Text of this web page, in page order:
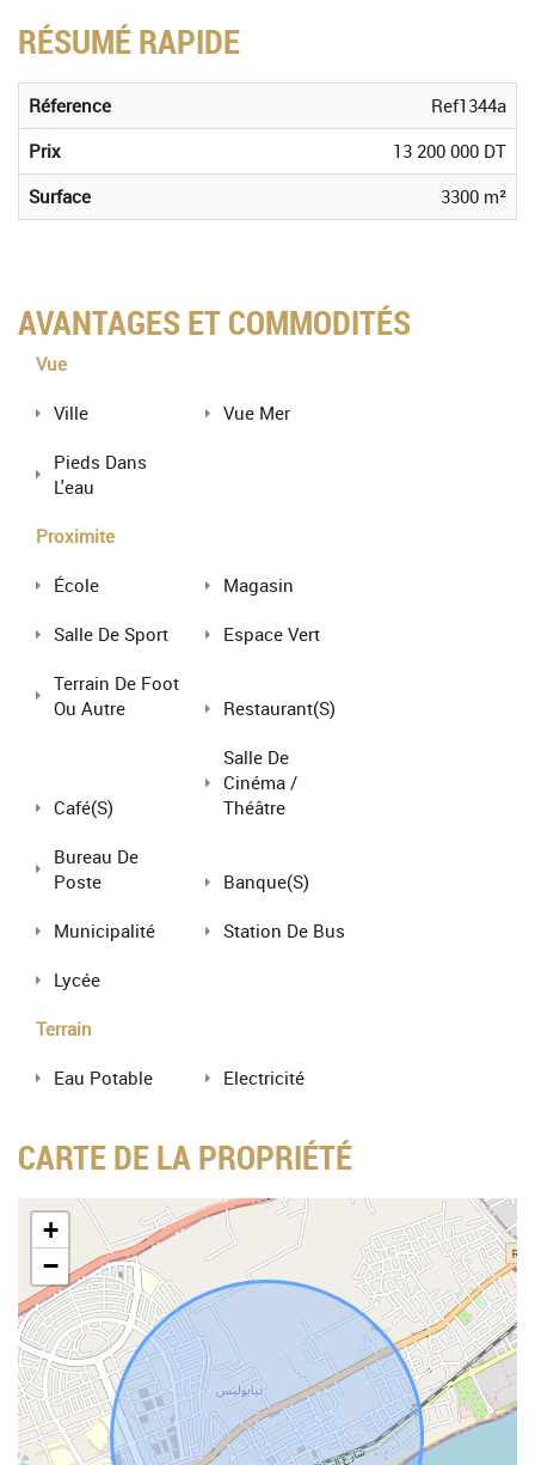
RÉSUMÉ RAPIDE
Réference
Ref1344a
Prix
13 200 000 DT
Surface
3300 m²
AVANTAGES ET COMMODITÉS
Vue
Ville Vue Mer
Pieds Dans
L'eau
Proximite
École Magasin
Salle De Sport Espace Vert
Terrain De Foot
Ou Autre
Restaurant(s)
Café(s)
Salle De
Cinéma /
Théâtre
Bureau De
Poste
Banque(s)
Municipalité Station De Bus
Lycée
Terrain
Eau Potable Electricité
CARTE DE LA PROPRIÉTÉ
+
−